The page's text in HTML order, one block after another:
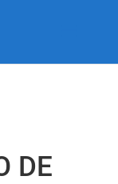
DE